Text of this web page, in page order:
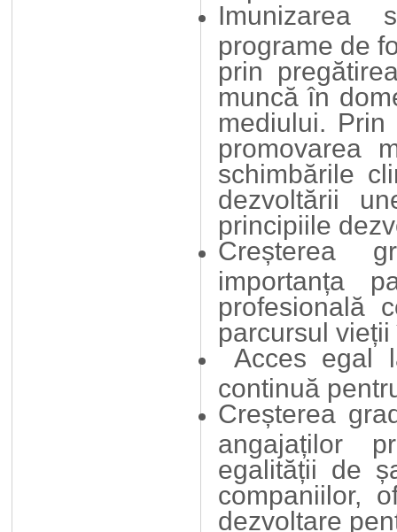
Imunizarea
programe de
prin
muncă în
mediului.
promovarea
schimbările
dezvoltării
principiile
Creșterea
importanța
profesională
parcursul
Acces egal
continuă
Creșterea
angajaților
egalității de
companiilor,
dezvoltare